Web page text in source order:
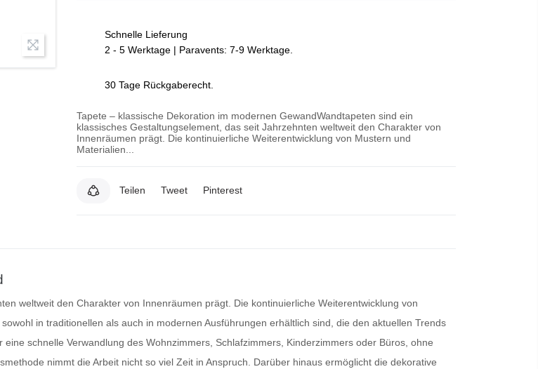
Schnelle Lieferung
2 - 5 Werktage | Paravents: 7-9 Werktage.
30 Tage Rückgaberecht.
Tapete – klassische Dekoration im modernen GewandWandtapeten sind ein
klassisches Gestaltungselement, das seit Jahrzehnten weltweit den Charakter von
Innenräumen prägt. Die kontinuierliche Weiterentwicklung von Mustern und
Materialien...
Teilen Tweet Pinterest
weltweit den Charakter von Innenräumen prägt. Die kontinuierliche Weiterentwicklung von
in traditionellen als auch in modernen Ausführungen erhältlich sind, die den aktuellen Trends
schnelle Verwandlung des Wohnzimmers, Schlafzimmers, Kinderzimmers oder Büros, ohne
nimmt die Arbeit nicht so viel Zeit in Anspruch. Darüber hinaus ermöglicht die dekorative